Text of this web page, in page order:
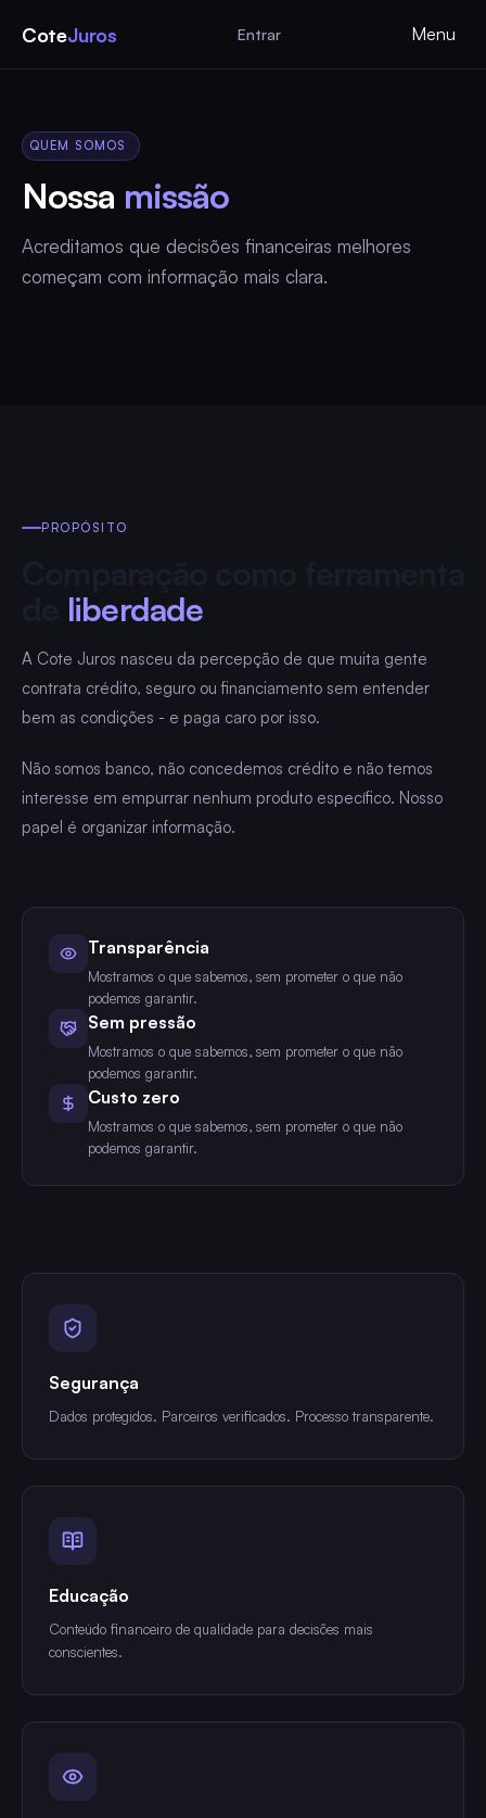
CoteJuros Entrar Menu
QUEM SOMOS
Nossa missão
Acreditamos que decisões financeiras melhores
começam com informação mais clara.
PROPÓSITO
liberdade
A Cote Juros nasceu da percepção de que muita gente
contrata crédito, seguro ou financiamento sem entender
bem as condições - e paga caro por isso.
Não somos banco, não concedemos crédito e não temos
interesse em empurrar nenhum produto específico. Nosso
papel é organizar informação.
Transparência
Mostramos o que sabemos, sem prometer o que não
podemos garantir.
Sem pressão
Mostramos o que sabemos, sem prometer o que não
podemos garantir.
Custo zero
Mostramos o que sabemos, sem prometer o que não
podemos garantir.
Segurança
Dados protegidos. Parceiros verificados. Processo transparente.
Educação
Conteúdo financeiro de qualidade para decisões mais
conscientes.